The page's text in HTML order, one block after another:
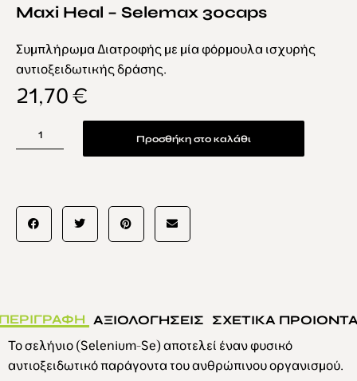
Maxi Heal – Selemax 30caps
Συμπλήρωμα Διατροφής με μία φόρμουλα ισχυρής
αντιοξειδωτικής δράσης.
21,70€
Προσθήκη στο καλάθι
ΑΞΙΟΛΟΓΗΣΕΙΣ ΣΧΕΤΙΚΑ
Το σελήνιο (Selenium-Se) αποτελεί έναν φυσικό
αντιοξειδωτικό παράγοντα του ανθρώπινου οργανισμού.